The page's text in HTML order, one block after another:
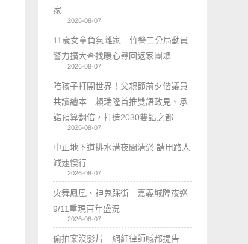
家
2026-08-07
11歲女童負氣離家 竹警二分局動員
警力擴大查找暖心尋回返家團聚
2026-08-07
陪孩子打開世界！父親節前夕偕議員
共讀繪本 賴瑞隆首推雙語政見、承
諾預算翻倍，打造2030雙語之都
2026-08-07
中正地下道排水溝夜間清淤 請用路人
減速慢行
2026-08-07
火舞鳳凰、神鬼踩街 嘉義城隍夜巡
9/11重現百年盛況
2026-08-07
偷拍案沒影片 網紅律師喊都提告